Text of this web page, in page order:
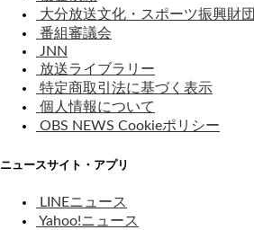
大分放送文化・スポーツ振興財団
番組審議会
JNN
放送ライブラリー
特定商取引法に基づく表示
個人情報について
OBS NEWS Cookieポリシー
ニュースサイト・アプリ
LINEニュース
Yahoo!ニュース